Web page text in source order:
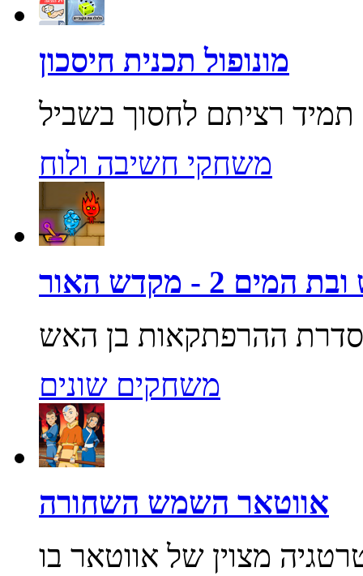
מונופול תכנית חיסכון
משחקי חשיבה ולוח
2 - מקדש האור
משחקים שונים
אווטאר השמש השחורה